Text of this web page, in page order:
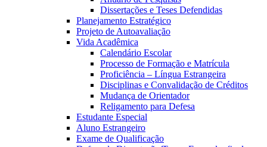
Dissertações e Teses Defendidas
Planejamento Estratégico
Projeto de Autoavaliação
Vida Acadêmica
Calendário Escolar
Processo de Formação e Matrícula
Proficiência – Língua Estrangeira
Disciplinas e Convalidação de Créditos
Mudança de Orientador
Religamento para Defesa
Estudante Especial
Aluno Estrangeiro
Exame de Qualificação